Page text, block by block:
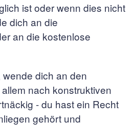
ist oder wenn dies nicht
dich an die
an die kostenlose
dich an den
nach konstruktiven
- du hast ein Recht
gehört und